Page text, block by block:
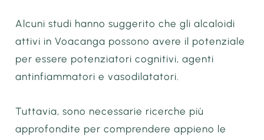
Alcuni studi hanno suggerito che gli alcaloidi
attivi in Voacanga possono avere il potenziale
per essere potenziatori cognitivi, agenti
antinfiammatori e vasodilatatori.
Tuttavia, sono necessarie ricerche più
approfondite per comprendere appieno le